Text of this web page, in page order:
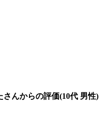
さんからの評価(10代 男性)